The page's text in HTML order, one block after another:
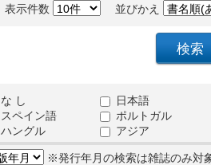
表示件数 並びかえ
な し
日本語
スペイン語
ポルトガル
ハングル
アジア
※発行年月の検索は雑誌のみ対